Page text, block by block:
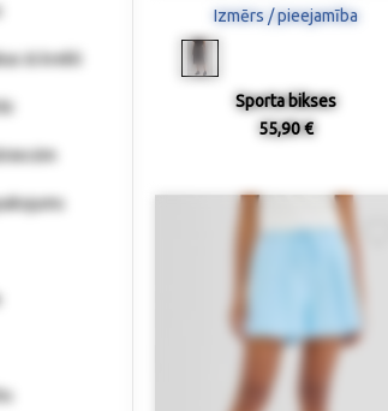
& krekli
Izmērs / pieejamība
Sporta bikses
55,90 €